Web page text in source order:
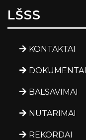
LŠSS
KONTAKTAI
DOKUMENTAI
BALSAVIMAI
NUTARIMAI
REKORDAI